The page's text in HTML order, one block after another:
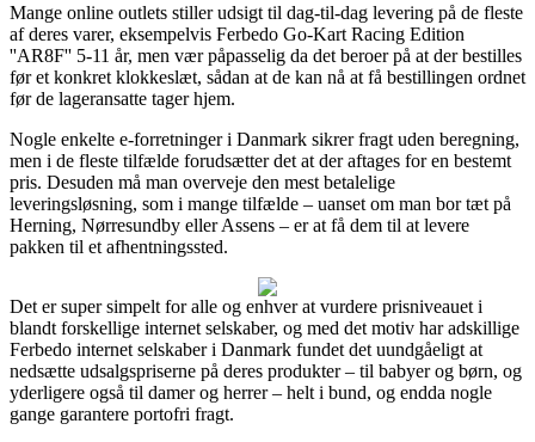
Mange online outlets stiller udsigt til dag-til-dag levering på de fleste
af deres varer, eksempelvis Ferbedo Go-Kart Racing Edition
''AR8F'' 5-11 år, men vær påpasselig da det beroer på at der bestilles
før et konkret klokkeslæt, sådan at de kan nå at få bestillingen ordnet
før de lageransatte tager hjem.
Nogle enkelte e-forretninger i Danmark sikrer fragt uden beregning,
men i de fleste tilfælde forudsætter det at der aftages for en bestemt
pris. Desuden må man overveje den mest betalelige
leveringsløsning, som i mange tilfælde – uanset om man bor tæt på
Herning, Nørresundby eller Assens – er at få dem til at levere
pakken til et afhentningssted.
Det er super simpelt for alle og enhver at vurdere prisniveauet i
blandt forskellige internet selskaber, og med det motiv har adskillige
Ferbedo internet selskaber i Danmark fundet det uundgåeligt at
nedsætte udsalgspriserne på deres produkter – til babyer og børn, og
yderligere også til damer og herrer – helt i bund, og endda nogle
gange garantere portofri fragt.